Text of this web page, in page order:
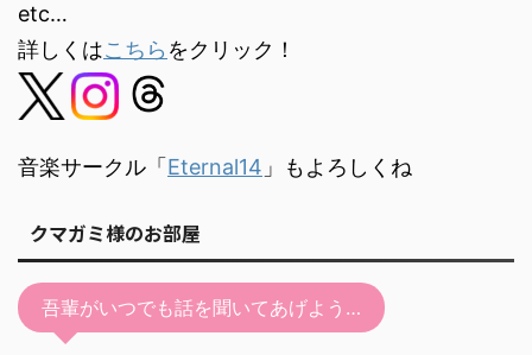
etc…
詳しくはこちら をクリック！
音楽サークル「Eternal14 」もよろしくね
クマガミ様のお部屋
吾輩がいつでも話を聞いてあげよう…